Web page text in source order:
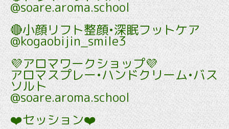
@soare.aroma.school
🔴小顔リフト整顔•深眠フットケア
@kogaobijin_smile3
💜アロマワークショップ💜
アロマスプレー•ハンドクリーム•バス
ソルト
@soare.aroma.school
❤️セッション❤️